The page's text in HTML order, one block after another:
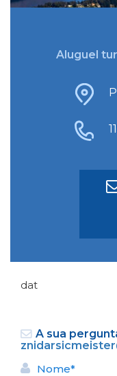
Aluguel
dat
A sua
Nome*